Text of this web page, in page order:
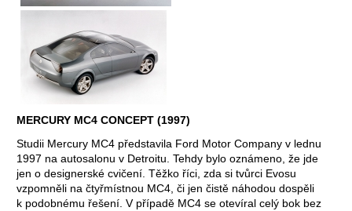
MERCURY MC4 CONCEPT (1997)
Studii Mercury MC4 představila Ford Motor Company v lednu
1997 na autosalonu v Detroitu. Tehdy bylo oznámeno, že jde
jen o designerské cvičení. Těžko říci, zda si tvůrci Evosu
vzpomněli na čtyřmístnou MC4, či jen čistě náhodou dospěli
k podobnému řešení. V případě MC4 se otevíral celý bok bez